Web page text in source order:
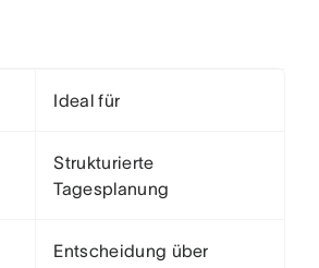
Ideal für
Strukturierte
Tagesplanung
Entscheidung über